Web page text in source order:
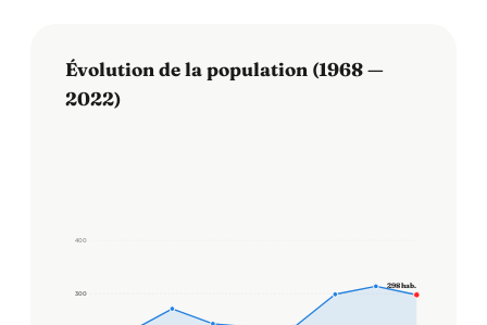
Évolution de la population (1968 —
2022)
300
300
400
298 hab.